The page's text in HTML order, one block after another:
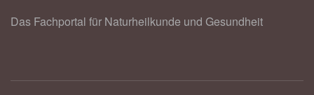
Das Fachportal für Naturheilkunde und Gesundheit